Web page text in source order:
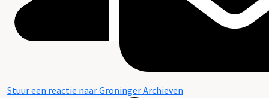
Stuur een reactie naar Groninger Archieven